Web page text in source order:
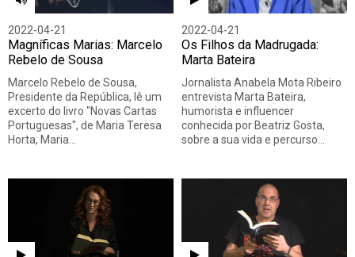
2022-04-21
Magníficas Marias: Marcelo
Rebelo de Sousa
Marcelo Rebelo de Sousa,
Presidente da República, lê um
excerto do livro "Novas Cartas
Portuguesas", de Maria Teresa
Horta, Maria…
2022-04-21
Os Filhos da Madrugada:
Marta Bateira
Jornalista Anabela Mota Ribeiro
entrevista Marta Bateira,
humorista e influencer
conhecida por Beatriz Gosta,
sobre a sua vida e percurso…